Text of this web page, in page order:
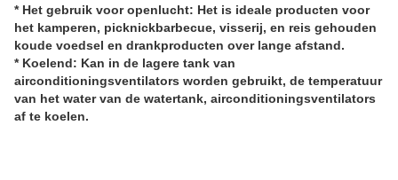
* Het gebruik voor openlucht: Het is ideale producten voor
het kamperen, picknickbarbecue, visserij, en reis gehouden
koude voedsel en drankproducten over lange afstand.
* Koelend: Kan in de lagere tank van
airconditioningsventilators worden gebruikt, de temperatuur
van het water van de watertank, airconditioningsventilators
af te koelen.